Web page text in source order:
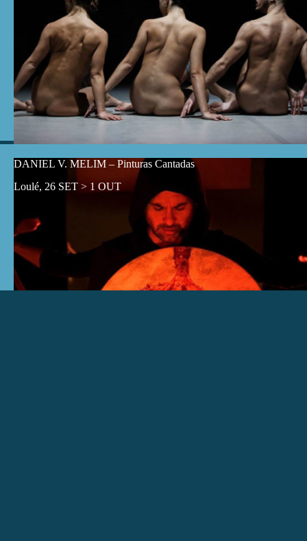
DANIEL V. MELIM – Pinturas Cantadas
Loulé, 26 SET > 1 OUT